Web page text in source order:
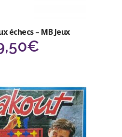
échecs – MB Jeux
€